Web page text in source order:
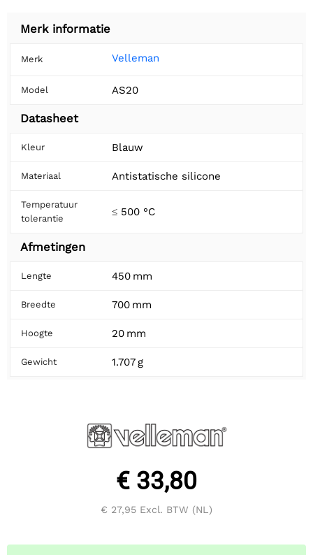
Merk informatie
Merk Velleman
Model AS20
Datasheet
Kleur Blauw
Materiaal Antistatische silicone
Temperatuur
tolerantie
≤ 500 °C
Afmetingen
Lengte 450 mm
Breedte 700 mm
Hoogte 20 mm
Gewicht 1.707 g
€ 33,80
€ 27,95 Excl. BTW (NL)